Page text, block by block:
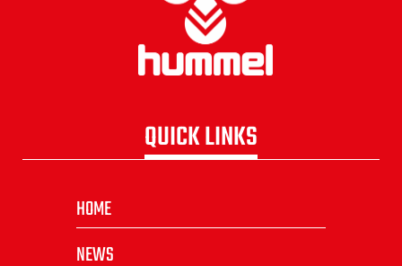
QUICK LINKS
HOME
NEWS